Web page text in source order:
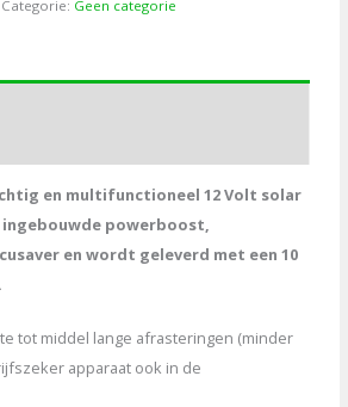
Categorie: Geen categorie
en multifunctioneel 12 Volt solar
powerboost,
en wordt geleverd met een 10
tot middel lange afrasteringen (minder
apparaat ook in de